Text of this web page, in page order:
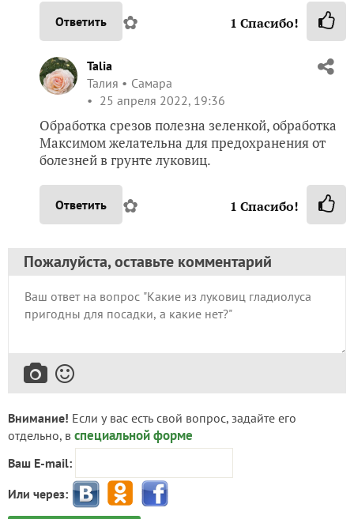
Ответить ✿ 1 Спасибо!
Talia
Талия
Самара
25 апреля 2022, 19:36
Обработка срезов полезна зеленкой, обработка
Максимом желательна для предохранения от
болезней в грунте луковиц.
Ответить ✿ 1 Спасибо!
Пожалуйста, оставьте комментарий
Внимание! Если у вас есть свой вопрос, задайте его
отдельно, в специальной форме
Ваш E-mail:
Или через: